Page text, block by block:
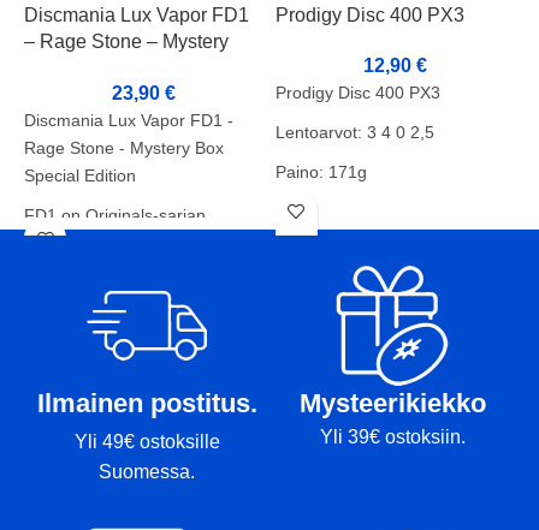
Discmania Lux Vapor FD1
– Rage Stone – Mystery
23,90 €
Discmania Lux Vapor FD1 -
Rage Stone - Mystery Box
Special Edition
FD1 on Originals-sarjan
FD- ja FD3-kiekojemme välillä.
Vakaa lento, jolla on luotettava
feidi lopussa, on täydellinen
väyläheitoissa.
Tässä on FD1, meidän kattavin
Originals-sarjan
Prodigy Disc 400 PX3
12,90 €
Prodigy Disc 400 PX3
Lentoarvot: 3 4 0 2,5
Paino: 171g
Kunto: B
Ilmainen postitus.
Yli 49€ ostoksille
Suomessa.
Mysteerikiekko
Yli 39€ ostoksiin.